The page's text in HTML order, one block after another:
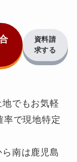
資料請
求する
でもお気軽
率で現地特定
南は鹿児島